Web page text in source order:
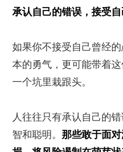
承认自己的错误，接受自
如果你不接受自己曾经
本的勇气，更可能带着
一个坑里栽跟头。
人往往只有承认自己的
智和聪明。 那些敢于面